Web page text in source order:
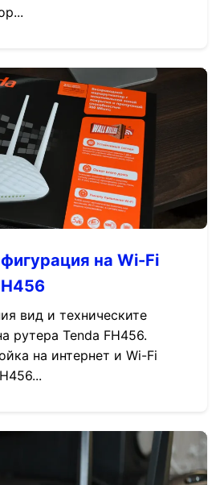
на Wi-Fi
вид и техническите
рутера Tenda FH456.
на интернет и Wi-Fi